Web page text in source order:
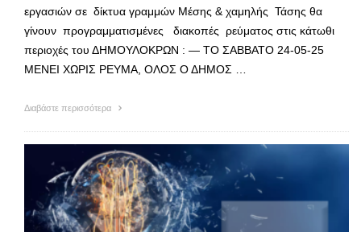
εργασιών σε δίκτυα γραμμών Μέσης & χαμηλής Τάσης θα
γίνουν προγραμματισμένες διακοπές ρεύματος στις κάτωθι
περιοχές του ΔΗΜΟΥΛΟΚΡΩΝ : — ΤΟ ΣΑΒΒΑΤΟ 24-05-25
ΜΕΝΕΙ ΧΩΡΙΣ ΡΕΥΜΑ, ΟΛΟΣ Ο ΔΗΜΟΣ …
Διαβάστε περισσότερα